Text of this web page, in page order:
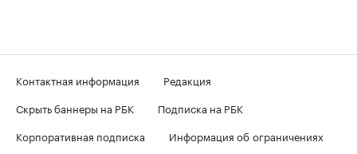
Контактная информация
Редакция
Скрыть баннеры на РБК
Подписка на РБК
Корпоративная подписка
Информация об ограничениях